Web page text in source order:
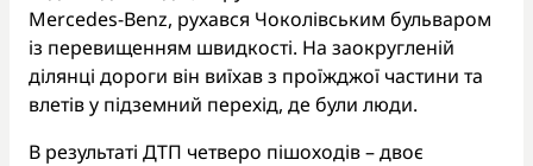
Mercedes-Benz, рухався Чоколівським бульваром
із перевищенням швидкості. На заокругленій
ділянці дороги він виїхав з проїжджої частини та
влетів у підземний перехід, де були люди.
В результаті ДТП четверо пішоходів – двоє